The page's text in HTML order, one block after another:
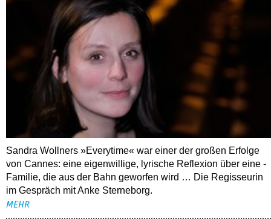
Sandra Wollners »Everytime« war einer der großen Erfolge
von Cannes: eine eigenwillige, lyrische Reflexion über eine ­
Familie, die aus der Bahn geworfen wird … Die Regisseurin
im Gespräch mit Anke Sterneborg.
MEHR